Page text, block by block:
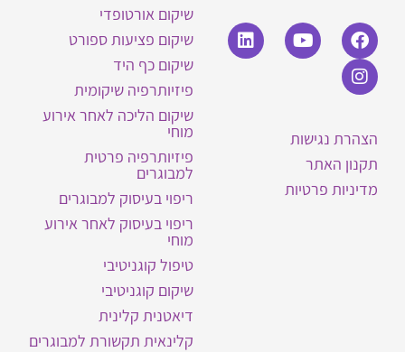
הצהרת נגישות
תקנון האתר
מדיניות פרטיות
שיקום אורטופדי
שיקום פציעות ספורט
שיקום כף היד
פיזיותרפיה שיקומית
שיקום הליכה לאחר אירוע
מוחי
פיזיותרפיה פרטית
למבוגרים
ריפוי בעיסוק למבוגרים
ריפוי בעיסוק לאחר אירוע
מוחי
טיפול קוגניטיבי
שיקום קוגניטיבי
דיאטנית קלינית
קלינאית תקשורת למבוגרים